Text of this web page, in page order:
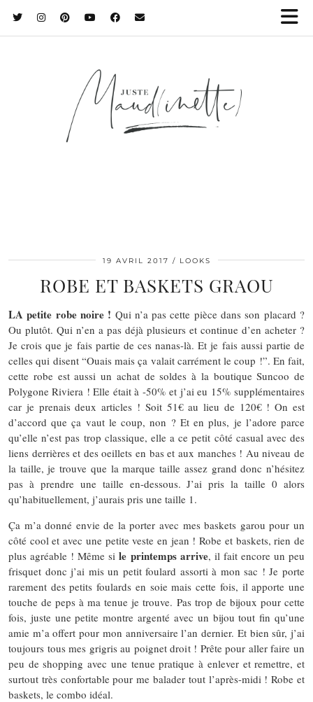
19 AVRIL 2017 LOOKS
ROBE ET BASKETS GRAOU
LA petite robe noire ! Qui n’a pas cette pièce dans son placard ?
Ou plutôt. Qui n’en a pas déjà plusieurs et continue d’en acheter ?
Je crois que je fais partie de ces nanas-là. Et je fais aussi partie de
celles qui disent “Ouais mais ça valait carrément le coup !”. En fait,
cette robe est aussi un achat de soldes à la boutique Suncoo de
Polygone Riviera ! Elle était à -50% et j’ai eu 15% supplémentaires
car je prenais deux articles ! Soit 51€ au lieu de 120€ ! On est
d’accord que ça vaut le coup, non ? Et en plus, je l’adore parce
qu’elle n’est pas trop classique, elle a ce petit côté casual avec des
liens derrières et des oeillets en bas et aux manches ! Au niveau de
la taille, je trouve que la marque taille assez grand donc n’hésitez
pas à prendre une taille en-dessous. J’ai pris la taille 0 alors
qu’habituellement, j’aurais pris une taille 1.
Ça m’a donné envie de la porter avec mes baskets garou pour un
côté cool et avec une petite veste en jean ! Robe et baskets, rien de
plus agréable ! Même sile printemps arrive, il fait encore un peu
frisquet donc j’ai mis un petit foulard assorti à mon sac ! Je porte
rarement des petits foulards en soie mais cette fois, il apporte une
touche de peps à ma tenue je trouve. Pas trop de bijoux pour cette
fois, juste une petite montre argenté avec un bijou tout fin qu’une
amie m’a offert pour mon anniversaire l’an dernier. Et bien sûr, j’ai
toujours tous mes grigris au poignet droit ! Prête pour aller faire un
peu de shopping avec une tenue pratique à enlever et remettre, et
surtout très confortable pour me balader tout l’après-midi ! Robe et
baskets, le combo idéal.